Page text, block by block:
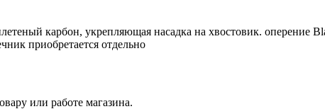
карбон, укрепляющая насадка на хвостовик. оперение
приобретается отдельно
или работе магазина.